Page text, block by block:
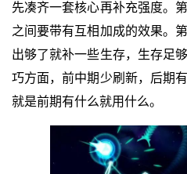
先凑齐一套核心再补充强度。
之间要带有互相加成的效果。
出够了就补一些生存，生存足
巧方面，前中期少刷新，后期
就是前期有什么就用什么。